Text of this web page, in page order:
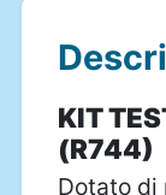
KIT
(R744)
Dotato di